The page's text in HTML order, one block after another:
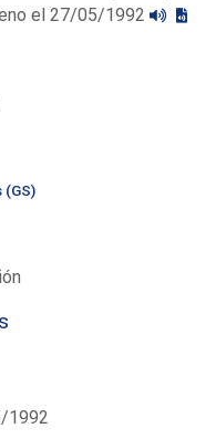
el 27/05/1992
(GS)
1992